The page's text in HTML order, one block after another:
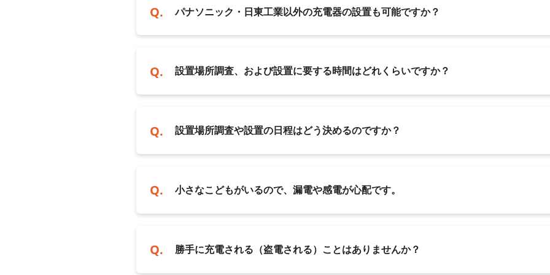
パナソニック・日東工業以外の充電器の設置も可能ですか？
設置場所調査、および設置に要する時間はどれくらいですか？
設置場所調査や設置の日程はどう決めるのですか？
小さなこどもがいるので、漏電や感電が心配です。
勝手に充電される（盗電される）ことはありませんか？